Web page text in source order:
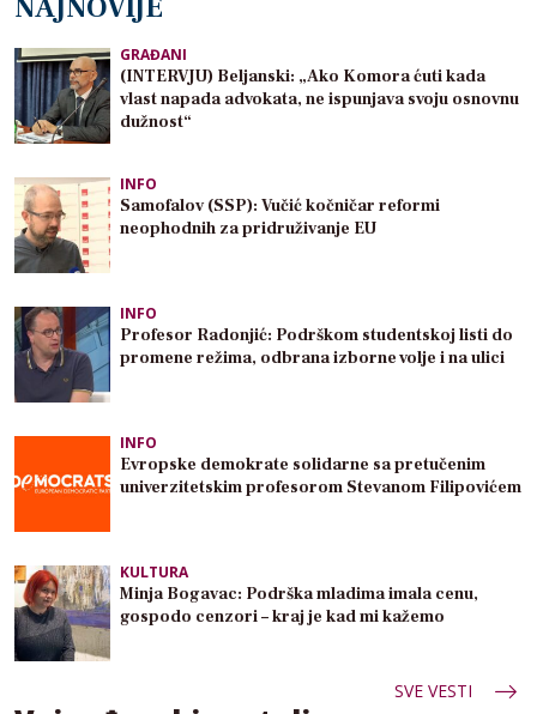
NAJNOVIJE
GRAĐANI
(INTERVJU) Beljanski: „Ako Komora ćuti kada
vlast napada advokata, ne ispunjava svoju osnovnu
dužnost“
INFO
Samofalov (SSP): Vučić kočničar reformi
neophodnih za pridruživanje EU
INFO
Profesor Radonjić: Podrškom studentskoj listi do
promene režima, odbrana izborne volje i na ulici
INFO
Evropske demokrate solidarne sa pretučenim
univerzitetskim profesorom Stevanom Filipovićem
KULTURA
Minja Bogavac: Podrška mladima imala cenu,
gospodo cenzori – kraj je kad mi kažemo
SVE VESTI